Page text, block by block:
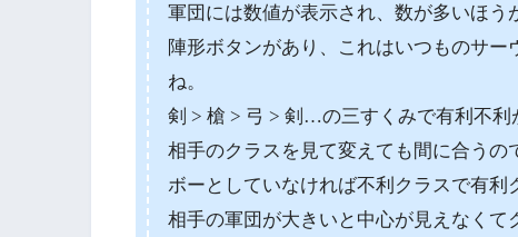
軍団には数値が表示され、数が多いほう
陣形ボタンがあり、これはいつものサ
ね。
剣 > 槍 > 弓 > 剣…の三すくみで有利不利
相手のクラスを見て変えても間に合うの
ボーとしていなければ不利クラスで有利
相手の軍団が大きいと中心が見えなく